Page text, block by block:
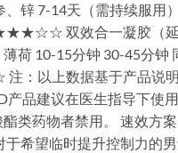
、锌 7-14天（需持续服用
双效合一凝胶（延
荷 10-15分钟 30-45分钟
以上数据基于产品说明
产品建议在医生指导下使
类药物者禁用。 速效方
于希望临时提升控制力的